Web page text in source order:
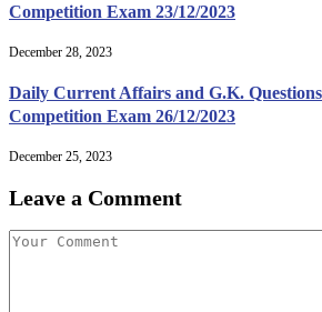
Competition Exam 23/12/2023
December 28, 2023
Daily Current Affairs and G.K.
Competition Exam 26/12/2023
December 25, 2023
Leave a Comment